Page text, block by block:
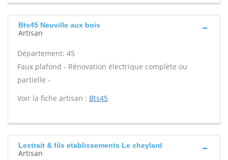
Bts45 Neuville aux bois
Artisan
Département: 45
Faux plafond - Rénovation électrique complète ou
partielle -
Voir la fiche artisan : Bts45
Lextrait & fils etablissements Le cheylard
Artisan